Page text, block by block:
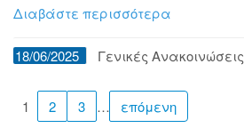
Διαβάστε περισσότερα
18/06/2025 Γενικές Ανακοινώσεις
1 2 3 … επόμενη